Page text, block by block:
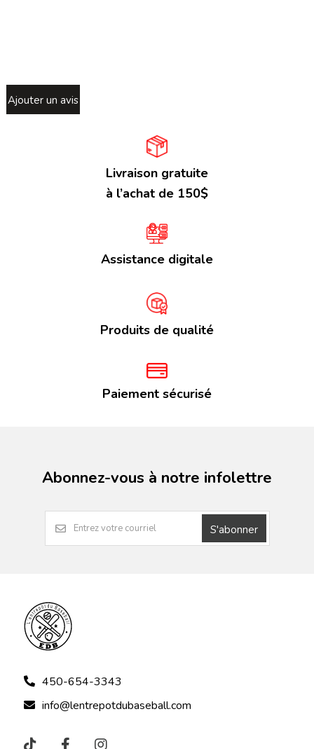
Ajouter un avis
Livraison gratuite
à l’achat de 150$
Assistance digitale
Produits de qualité
Paiement sécurisé
Abonnez-vous à notre infolettre
S'abonner
450-654-3343
info@lentrepotdubaseball.com